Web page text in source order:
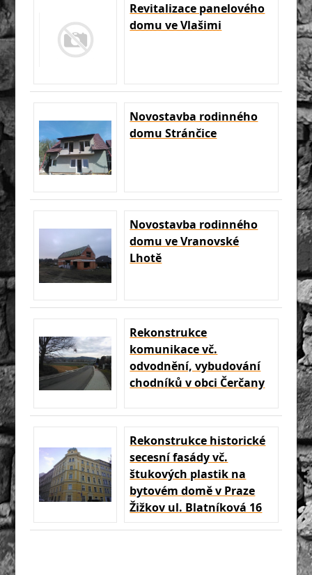
Revitalizace panelového
domu ve Vlašimi
Novostavba rodinného
domu Stránčice
Novostavba rodinného
domu ve Vranovské
Lhotě
Rekonstrukce
komunikace vč.
odvodnění, vybudování
chodníků v obci Čerčany
Rekonstrukce historické
secesní fasády vč.
štukových plastik na
bytovém domě v Praze
Žižkov ul. Blatníková 16